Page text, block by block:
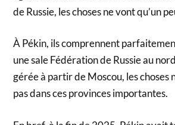
de Russie, les choses ne vont qu’un
À Pékin, ils comprennent
une sale Fédération de Russie au
gérée à partir de Moscou, les choses
pas dans ces provinces importantes.